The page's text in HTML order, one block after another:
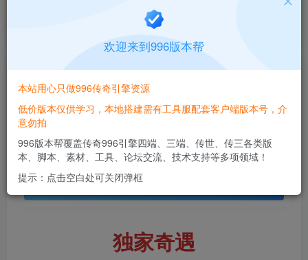
正文
有问题请联系站长
独家奇遇
此内容为免费资源，请登录后查看
免费资源
独家奇遇
欢迎来到996版本帮
本站用心只做996传奇引擎资源
低价版本仅供学习，本地搭建需有工具服配套客户端版本号，介
意勿拍
996版本帮覆盖传奇996引擎四端、三端、传世、传三各类版
本、脚本、素材、工具、论坛交流、技术支持等多项领域！
提示：点击空白处可关闭弹框